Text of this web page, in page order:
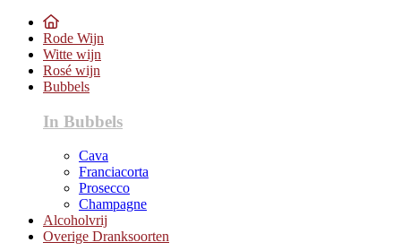
Rode Wijn
Witte wijn
Rosé wijn
Bubbels
In Bubbels
Cava
Franciacorta
Prosecco
Champagne
Alcoholvrij
Overige Dranksoorten